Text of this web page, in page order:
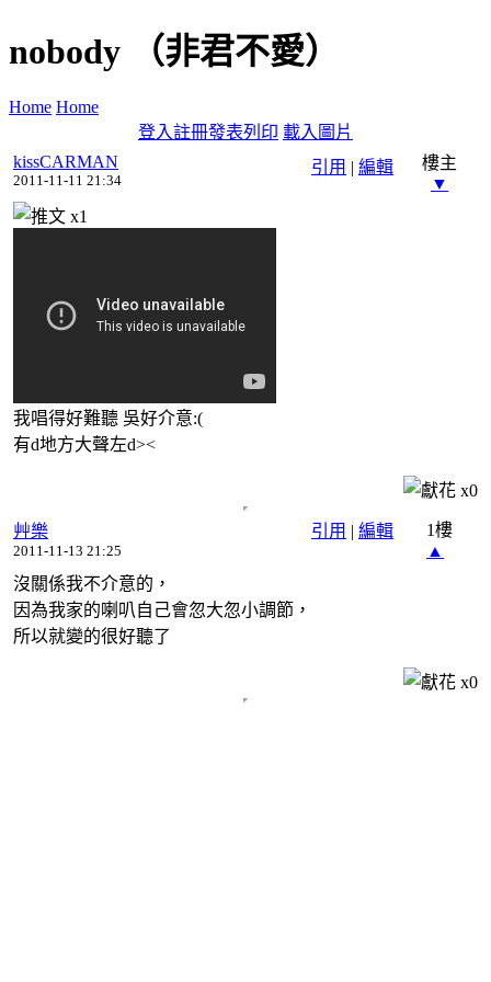
nobody （非君不愛）
Home Home
登入註冊發表列印 載入圖片
引用 | 編輯
kissCARMAN
2011-11-11 21:34
樓主
▼
x1
我唱得好難聽 吳好介意:(
有d地方大聲左d><
x0
引用 | 編輯
艸樂
2011-11-13 21:25
1樓
▲
沒關係我不介意的，
因為我家的喇叭自己會忽大忽小調節，
所以就變的很好聽了
x0